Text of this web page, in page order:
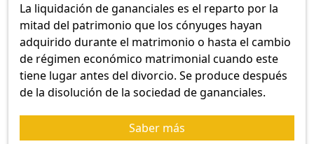
La liquidación de gananciales es el reparto por la
mitad del patrimonio que los cónyuges hayan
adquirido durante el matrimonio o hasta el cambio
de régimen económico matrimonial cuando este
tiene lugar antes del divorcio. Se produce después
de la disolución de la sociedad de gananciales.
Saber más